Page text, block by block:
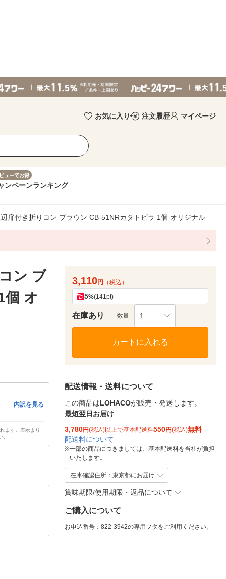
お気に入り 注文履歴 マイページ
ューでお得
ンペーンランキング
扉付き折りコン ブラウン CB-51NRカタトビラ 1個 オリジナル
ン ブ
個 オ
内訳を見る
ます。表示より
。
3,110円 （税込）
5%(141pt)
在庫あり 数量 1
カートに入れる
配送情報・送料について
この商品はLOHACOが販売・発送します。
最短翌日お届け
3,780円(税込)以上で基本配送料550円(税込)無料
配送料について
※一部の商品につきましては、基本配送料を当社が負担
いたします。
在庫確認住所：東京都にお届け
賞味期限/使用期限・返品について
ご購入について
お申込番号：822-3942の専用フタをご利用ください。